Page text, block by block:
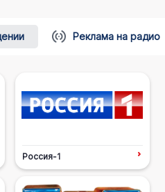
Реклама на радио
Россия-1